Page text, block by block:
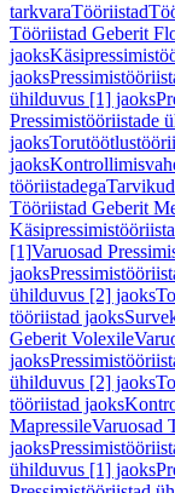
tarkvaraTööriistad
Tööriistad Geberit
jaoks
jaoks
ühilduvus [1] jaoks
Pressimistööriistade
jaoks
jaoks
tööriistadegaTarvikud
Tööriistad Geberit
[1]Varuosad
jaoks
ühilduvus [2] jaoks
tööriistad jaoks
Geberit Volexile
jaoks
ühilduvus [2] jaoks
tööriistad jaoks
MapressileVaruosad
jaoks
ühilduvus [1] jaoks